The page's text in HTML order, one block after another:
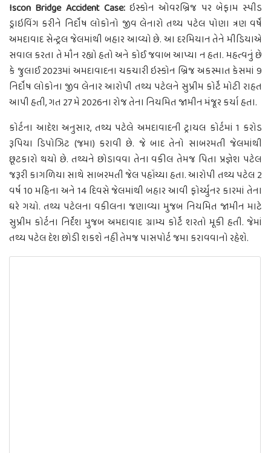
Iscon Bridge Accident Case:ઇસ્કોન ઓવરબ્રિજ પર બેફામ સ્પીડ
ડ્રાઇવિંગ કરીને નિર્દોષ લોકોનો જીવ લેનારો તથ્ય પટેલ પોણા ત્રણ વર્ષે
અમદાવાદ સેન્ટ્રલ જેલમાંથી બહાર આવ્યો છે. આ દરમિયાન તેને મીડિયાએ
સવાલ કરતા તે મૌન રહ્યો હતો અને કોઈ જવાબ આપ્યા ન હતા. મહત્વનું છે
કે જુલાઈ 2023માં અમદાવાદના ચકચારી ઇસ્કોન બ્રિજ અકસ્માત કેસમાં 9
નિર્દોષ લોકોના જીવ લેનાર આરોપી તથ્ય પટેલને સુપ્રીમ કોર્ટે મોટી રાહત
આપી હતી, ગત 27 મે 2026ના રોજ તેના નિયમિત જામીન મંજૂર કર્યા હતા.
કોર્ટના આદેશ અનુસાર, તથ્ય પટેલે અમદાવાદની ટ્રાયલ કોર્ટમાં 1 કરોડ
રૂપિયા ડિપોઝિટ (જમા) કરાવી છે. જે બાદ તેનો સાબરમતી જેલમાંથી
છૂટકારો થયો છે. તથ્યને છોડાવવા તેના વકીલ તેમજ પિતા પ્રજ્ઞેશ પટેલ
જરૂરી કાગળિયા સાથે સાબરમતી જેલ પહોંચ્યા હતા. આરોપી તથ્ય પટેલ 2
વર્ષ 10 મહિના અને 14 દિવસે જેલમાંથી બહાર આવી ફોર્ચ્યુનર કારમાં તેના
ઘરે ગયો. તથ્ય પટેલના વકીલના જણાવ્યા મુજબ નિયમિત જામીન માટે
સુપ્રીમ કોર્ટના નિર્દેશ મુજબ અમદાવાદ ગ્રામ્ય કોર્ટે શરતો મૂકી હતી. જેમાં
તથ્ય પટેલ દેશ છોડી શકશે નહીં તેમજ પાસપોર્ટ જમા કરાવવાનો રહેશે.